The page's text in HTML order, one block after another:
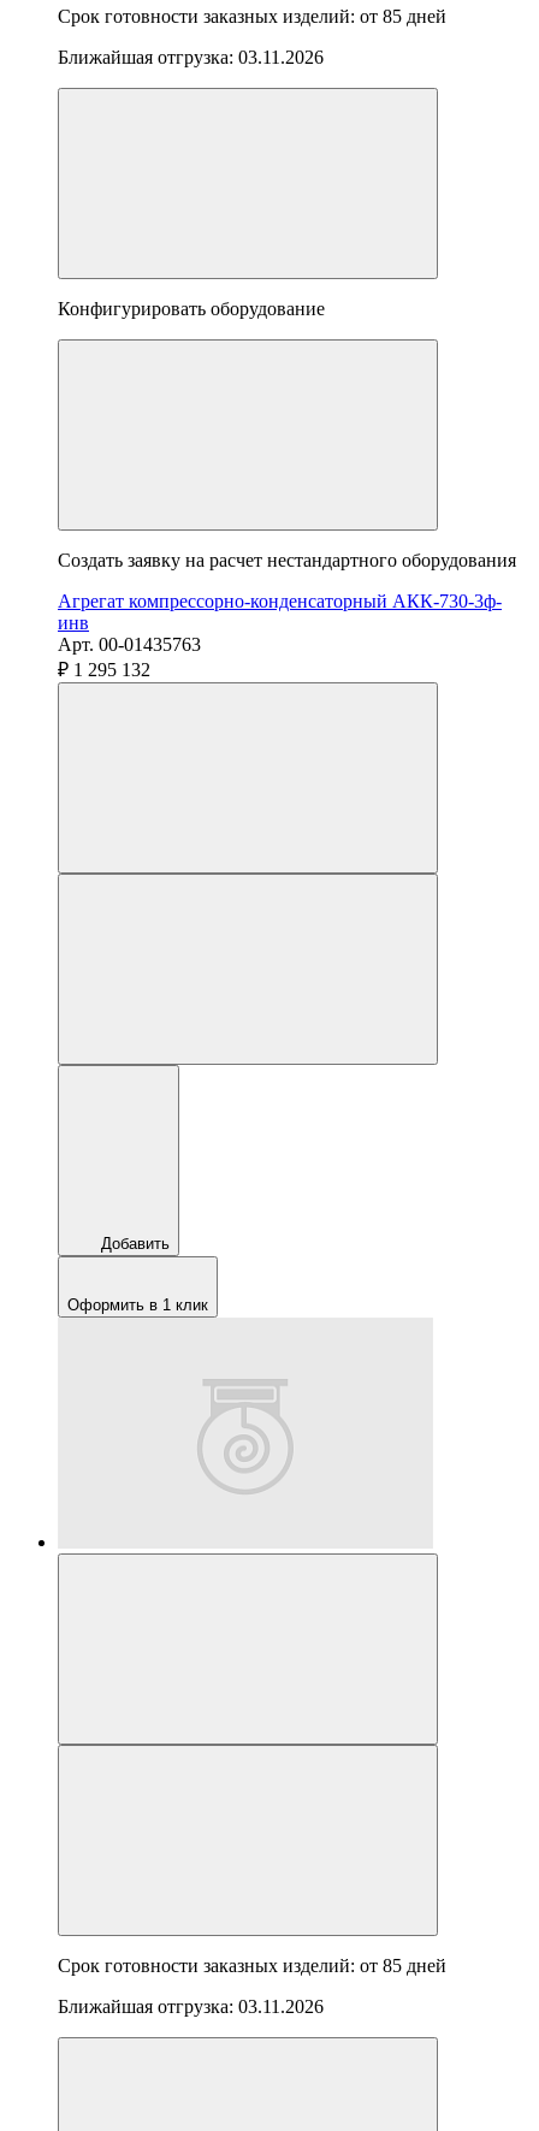
Срок готовности заказных изделий: от 85 дней
Ближайшая отгрузка: 03.11.2026
Конфигурировать оборудование
Создать заявку на расчет нестандартного оборудования
Агрегат компрессорно-конденсаторный АКК-730-3ф-
инв
Арт. 00-01435763
₽ 1 295 132
Добавить
Оформить в 1 клик
Срок готовности заказных изделий: от 85 дней
Ближайшая отгрузка: 03.11.2026